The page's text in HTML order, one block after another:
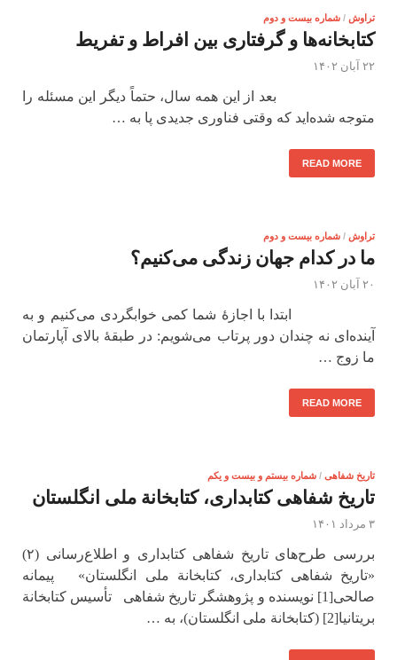
تراوش / شماره بیست و دوم
کتابخانه‌ها و گرفتاری بین افراط و تفریط
۲۲ آبان ۱۴۰۲
بعد از این همه سال، حتماً دیگر این مسئله را
متوجه شده‌اید که وقتی فناوری جدیدی پا به …
READ MORE
تراوش / شماره بیست و دوم
ما در کدام جهان زندگی می‌کنیم؟
۲۰ آبان ۱۴۰۲
ابتدا با اجازۀ شما کمی خوابگردی می‌کنیم و به
آینده‌ای نه چندان دور پرتاب می‌شویم: در طبقۀ بالای آپارتمان
ما زوج …
READ MORE
تاریخ شفاهی / شماره بیستم و بیست و یکم
تاریخ شفاهی کتابداری، کتابخانة‌ ملی انگلستان
۳ مرداد ۱۴۰۱
بررسی طرح‌های تاریخ شفاهی کتابداری و اطلاع‌رسانی (۲)
«تاریخ شفاهی کتابداری، کتابخانة‌ ملی انگلستان» پیمانه
صالحی[1] نویسنده و پژوهشگر تاریخ شفاهی تأسیس کتابخانة
بریتانیا[2] (کتابخانة‌ ملی انگلستان)، به …